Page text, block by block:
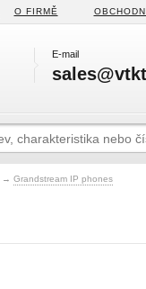
O FIRMĚ
E-mail
→ Grandstream IP phones